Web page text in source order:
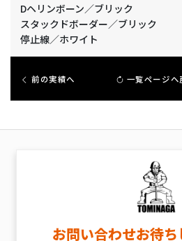
Dヘリンボーン／ブリック
スタックドボーダー／ブリック
停止線／ホワイト
前の実績へ 一覧ページへ
お問い合わせお待